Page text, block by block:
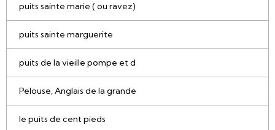
puits sainte marie ( ou ravez)
puits sainte marguerite
puits de la vieille pompe et d
Pelouse, Anglais de la grande
le puits de cent pieds